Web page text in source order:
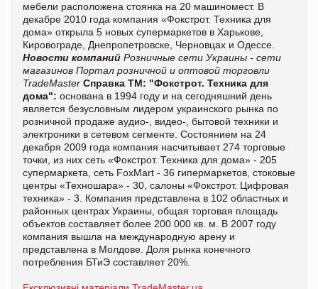
мебели расположена стоянка на 20 машиномест. В
декабре 2010 года компания «Фокстрот. Техника для
дома» открыла 5 новых супермаркетов в Харькове,
Кировограде, Днепропетровске, Черновцах и Одессе.
Новости компаний Розничные сети Украины - сети
магазинов Портал розничной и оптовой торговли
TradeMaster Справка ТМ: "Фокстрот. Техника для
дома": основана в 1994 году и на сегодняшний день
является безусловным лидером украинского рынка по
розничной продаже аудио-, видео-, бытовой техники и
электроники в сетевом сегменте. Состоянием на 24
декабря 2009 года компания насчитывает 274 торговые
точки, из них сеть «Фокстрот. Техника для дома» - 205
супермаркета, сеть FoxMart - 36 гипермаркетов, стоковые
центры «Техношара» - 30, салоны «Фокстрот. Цифровая
техника» - 3. Компания представлена в 102 областных и
районных центрах Украины, общая торговая площадь
объектов составляет более 200 000 кв. м. В 2007 году
компания вышла на международную арену и
представлена в Молдове. Доля рынка конечного
потребления БТиЭ составляет 20%.